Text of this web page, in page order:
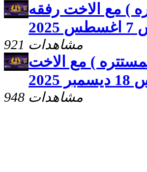
) مع الاخت رفقه
921 مشاهدات
) مع الاخت
948 مشاهدات